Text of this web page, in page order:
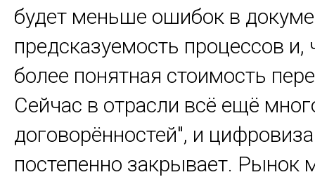
будет меньше ошибок в
предсказуемость процессов и,
более понятная стоимость
Сейчас в отрасли всё ещё
договорённостей", и
постепенно закрывает. Рынок